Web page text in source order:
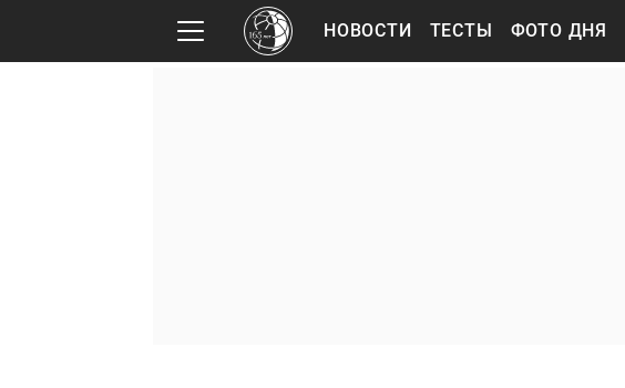
НОВОСТИ ТЕСТЫ ФОТО ДНЯ